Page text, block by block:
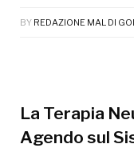
BY REDAZIONE MAL DI
La Terapia
Agendo sul